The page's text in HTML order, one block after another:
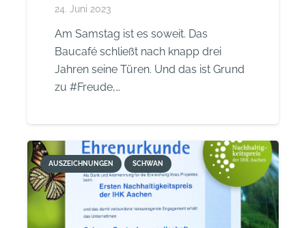
24. Juni 2023
Am Samstag ist es soweit. Das
Baucafé schließt nach knapp drei
Jahren seine Türen. Und das ist Grund
zu #Freude,…
AUSZEICHNUNGEN SCHWAN